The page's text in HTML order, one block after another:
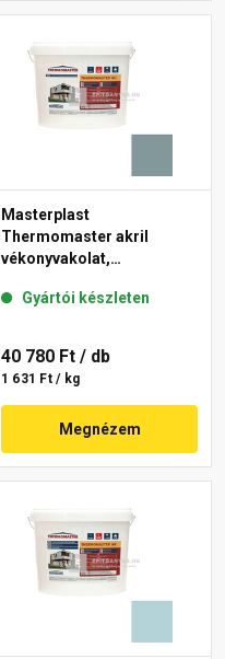
Masterplast
Thermomaster akril
vékonyvakolat,
39-C 25 kg
Gyártói készleten
40 780 Ft / db
1 631 Ft / kg
Megnézem